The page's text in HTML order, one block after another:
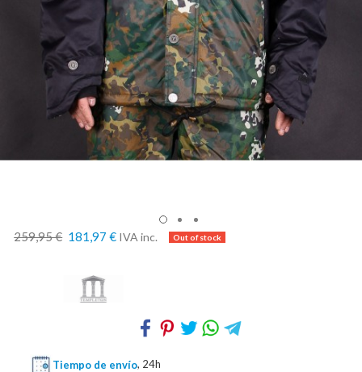
259,95 € 181,97 € IVA inc.
Tiempo de envío, 24h